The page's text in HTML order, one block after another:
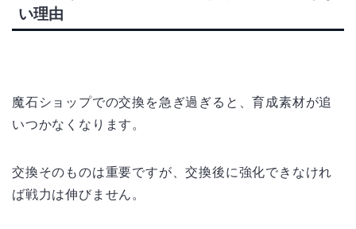
い理由
魔石ショップでの交換を急ぎ過ぎると、育成素材が追
いつかなくなります。
交換そのものは重要ですが、交換後に強化できなけれ
ば戦力は伸びません。